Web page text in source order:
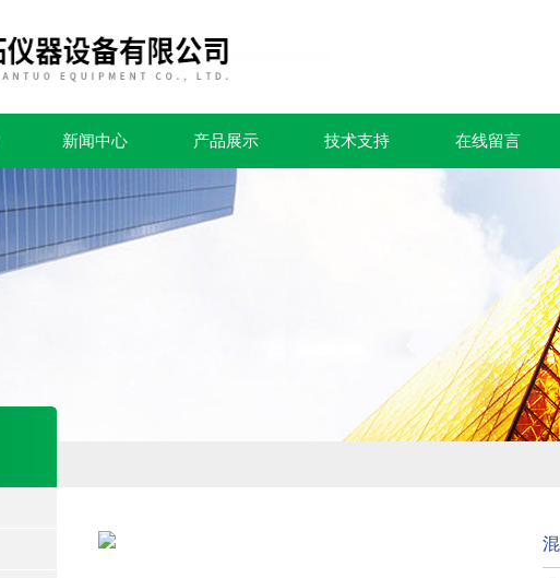
新闻中心 产品展示 技术支持 在线留言